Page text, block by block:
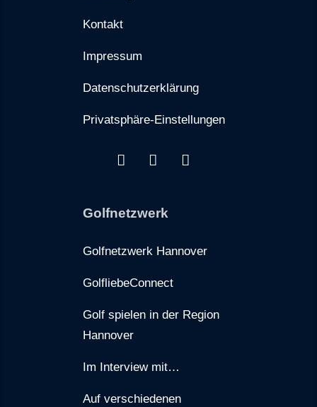
Kontakt
Impressum
Datenschutzerklärung
Privatsphäre-Einstellungen
Golfnetzwerk
Golfnetzwerk Hannover
GolfliebeConnect
Golf spielen in der Region
Hannover
Im Interview mit…
Auf verschiedenen